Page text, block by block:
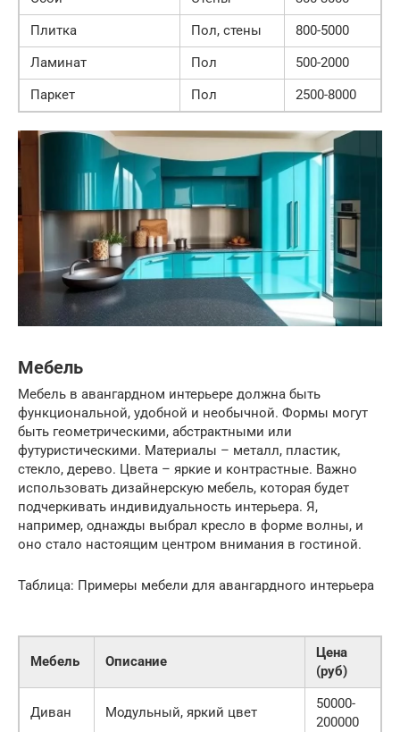
Плитка
Пол, стены
800-5000
Ламинат
Пол
500-2000
Паркет
Пол 2500-8000
Мебель
Мебель в авангардном интерьере должна быть
функциональной, удобной и необычной. Формы могут
быть геометрическими, абстрактными или
футуристическими. Материалы – металл, пластик,
стекло, дерево. Цвета – яркие и контрастные. Важно
использовать дизайнерскую мебель, которая будет
подчеркивать индивидуальность интерьера. Я,
например, однажды выбрал кресло в форме волны, и
оно стало настоящим центром внимания в гостиной.
Таблица: Примеры мебели для авангардного интерьера
Мебель Описание
Цена
(руб)
Диван Модульный, яркий цвет
50000-
200000